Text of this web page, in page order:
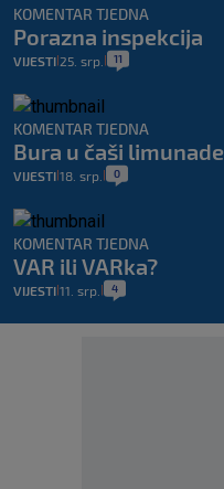
KOMENTAR TJEDNA
Porazna inspekcija
VIJESTI 25. srp. 11
KOMENTAR TJEDNA
Bura u čaši limunade
VIJESTI 18. srp. 0
KOMENTAR TJEDNA
VAR ili VARka?
VIJESTI 11. srp. 4